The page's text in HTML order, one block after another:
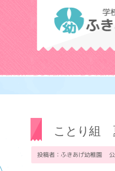
ことり組
投稿者：ふきあげ幼稚園